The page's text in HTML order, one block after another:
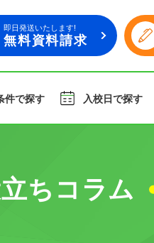
即日発送いたします!
無料資料請求
件で探す 入校日で探す
ちコラム